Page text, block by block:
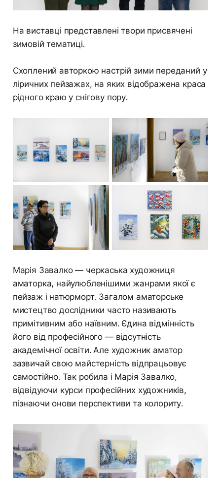
На виставці представлені твори присвячені
зимовій тематиці.
Схоплений авторкою настрій зими переданий у
ліричних пейзажах, на яких відображена краса
рідного краю у снігову пору.
Марія Завалко — черкаська художниця
аматорка, найулюбленішими жанрами якої є
пейзаж і натюрморт. Загалом аматорське
мистецтво дослідники часто називають
примітивним або наївним. Єдина відмінність
його від професійного — відсутність
академічної освіти. Але художник аматор
зазвичай свою майстерність відпрацьовує
самостійно. Так робила і Марія Завалко,
відвідуючи курси професійних художників,
пізнаючи онови перспективи та колориту.